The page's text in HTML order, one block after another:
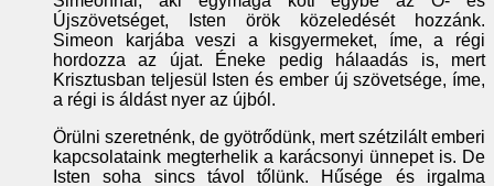
Újszövetséget, Isten örök közeledését hozzánk.
Simeon karjába veszi a kisgyermeket, íme, a régi
hordozza az újat. Éneke pedig hálaadás is, mert
Krisztusban teljesül Isten és ember új szövetsége, íme,
a régi is áldást nyer az újból.
Örülni szeretnénk, de gyötrődünk, mert szétzilált emberi
kapcsolataink megterhelik a karácsonyi ünnepet is. De
Isten soha sincs távol tőlünk. Hűsége és irgalma